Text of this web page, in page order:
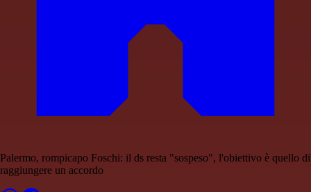
Palermo, rompicapo Foschi: il ds resta "sospeso", l'obiettivo è quello di
raggiungere un accordo